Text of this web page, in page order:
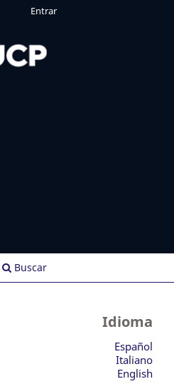
Buscar
Entrar
Idioma
Español
Italiano
English